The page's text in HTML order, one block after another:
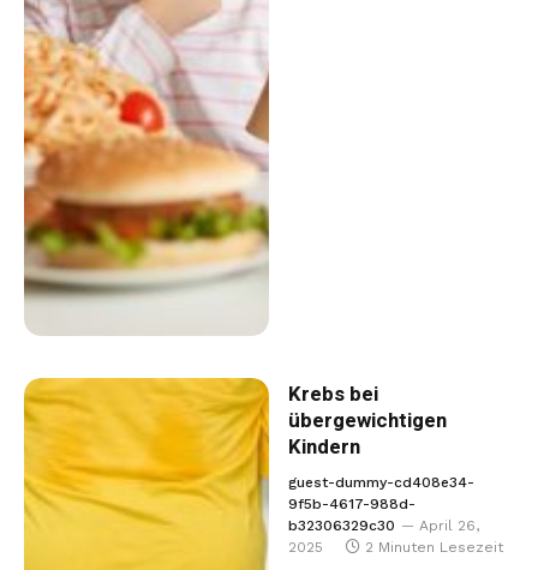
Krebs bei
übergewichtigen
Kindern
guest-dummy-cd408e34-
9f5b-4617-988d-
b32306329c30
April 26,
2025
2 Minuten Lesezeit